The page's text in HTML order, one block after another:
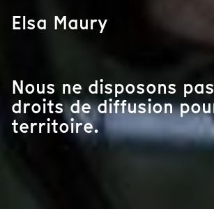
Elsa Maury
Nous ne disposons
droits de diffusion
territoire.